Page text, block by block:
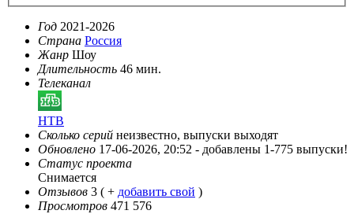
Год 2021-2026
Страна Россия
Жанр Шоу
Длительность 46 мин.
Телеканал
НТВ
Сколько серий неизвестно, выпуски выходят
Обновлено 17-06-2026, 20:52 - добавлены 1-775 выпуски!
Статус проекта
Снимается
Отзывов 3 ( + добавить свой )
Просмотров 471 576